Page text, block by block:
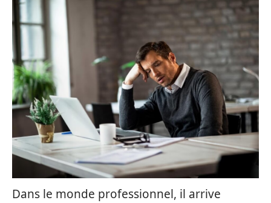
Dans le monde professionnel, il arrive